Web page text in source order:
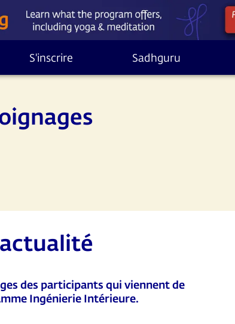
S'inscrire Sadhguru
des participants qui viennent de
Ingénierie Intérieure.